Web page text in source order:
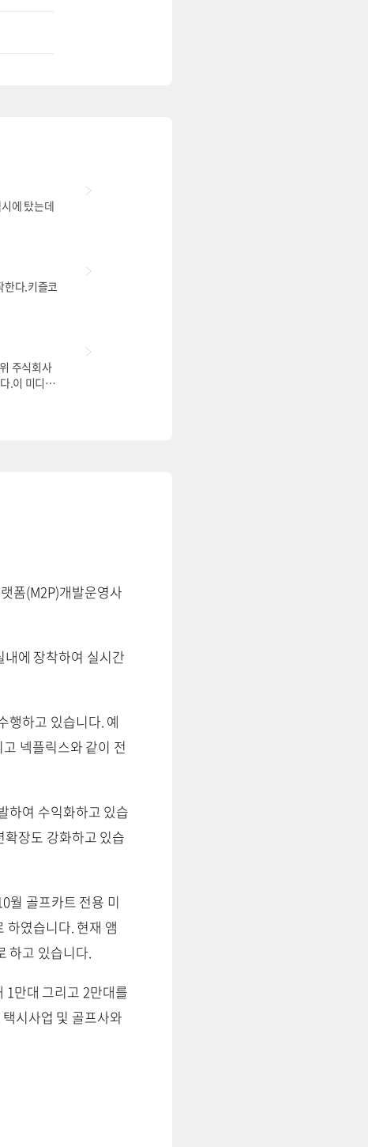
에 탔는데
한다.키즐코
주식회사
.이 미디어
대에
제공중이
폼(M2P)개발운영사
에 장착하여 실시간
행하고 있습니다. 예
넥플릭스와 같이 전
하여 수익화하고 있습
장도 강화하고 있습
월 골프카트 전용 미
하였습니다. 현재 앰
하고 있습니다.
만대 그리고 2만대를
시사업 및 골프사와